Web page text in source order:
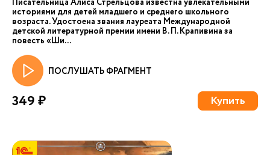
Писательница Алиса Стрельцова известна увлекательными
историями для детей младшего и среднего школьного
возраста. Удостоена звания лауреата Международной
детской литературной премии имени В. П. Крапивина за
повесть «Ши...
ПОСЛУШАТЬ ФРАГМЕНТ
349 ₽ Купить